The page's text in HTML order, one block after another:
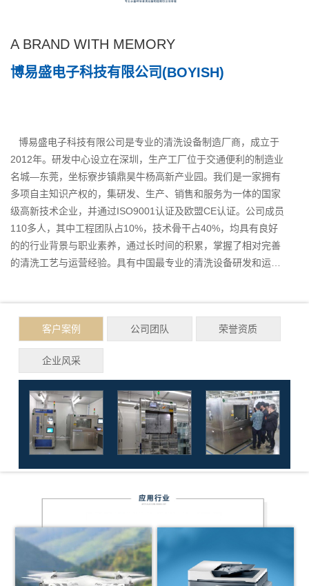
A BRAND WITH MEMORY
博易盛电子科技有限公司(BOYISH)
博易盛电子科技有限公司是专业的清洗设备制造厂商，成立于
2012年。研发中心设立在深圳，生产工厂位于交通便利的制造业
名城—东莞，坐标寮步镇鼎昊牛杨高新产业园。我们是一家拥有
多项自主知识产权的，集研发、生产、销售和服务为一体的国家
级高新技术企业，并通过ISO9001认证及欧盟CE认证。公司成员
110多人，其中工程团队占10%，技术骨干占40%，均具有良好
的的行业背景与职业素养，通过长时间的积累，掌握了相对完善
的清洗工艺与运营经验。具有中国最专业的清洗设备研发和运营
机、全自动毛刷清洗机、全自动治具清洗机、全自动吸嘴清洗
机、可储存吸嘴清洗+视觉检测一体机、全自动毛刷清洗机、印刷
板面清洁机、全自动摄相头模组清洗机、全自动晶元清洗机、等
离子清洗机等系列清洗设备。涉及领域：SMT 、PCB 、CCM
、半导体、印刷、光学玻璃、精密五金、 柔性PCB、模块PCB、
主机板PCB等产品的清洗。同时博易盛有相应的设备和新加坡
TENICK清洗剂配套的清洗解决方案。
客户案例 公司团队 荣誉资质
企业风采